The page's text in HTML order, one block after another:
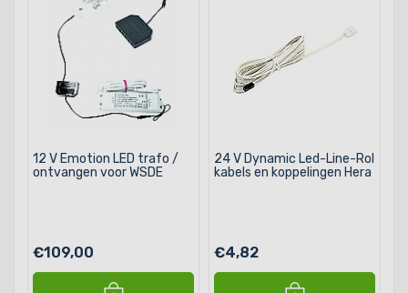
12 V Emotion LED trafo /
ontvangen voor WSDE
€109,00
24 V Dynamic Led-Line-Rol
kabels en koppelingen Hera
€4,82